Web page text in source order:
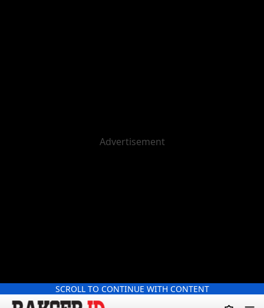
SCROLL TO CONTINUE WITH CONTENT